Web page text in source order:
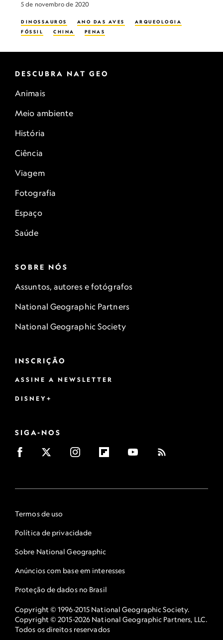
5 de novembro de 2020
DINOSSAUROS ANO DAS AVES
ARQUEOLOGIA
FÓSSIL
CHINA PENAS
DESCUBRA NAT GEO
Animais
Meio ambiente
História
Ciência
Viagem
Fotografia
Espaço
Saúde
SOBRE NÓS
Assuntos, autores e fotógrafos
National Geographic Partners
National Geographic Society
INSCRIÇÃO
ASSINE A NEWSLETTER
DISNEY+
SIGA-NOS
Termos de uso
Política de privacidade
Sobre National Geographic
Anúncios com base em interesses
Proteção de dados no Brasil
Copyright © 1996-2015 National Geographic Society.
Copyright © 2015-2026 National Geographic Partners, LLC.
Todos os direitos reservados